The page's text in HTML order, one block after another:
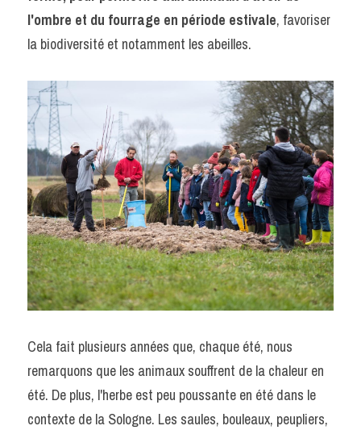
POWERED BY
l'ombre et du fourrage en période estivale, favoriser
la biodiversité et notamment les abeilles.
Cela fait plusieurs années que, chaque été, nous
remarquons que les animaux souffrent de la chaleur en
été. De plus, l'herbe est peu poussante en été dans le
contexte de la Sologne. Les saules, bouleaux, peupliers,